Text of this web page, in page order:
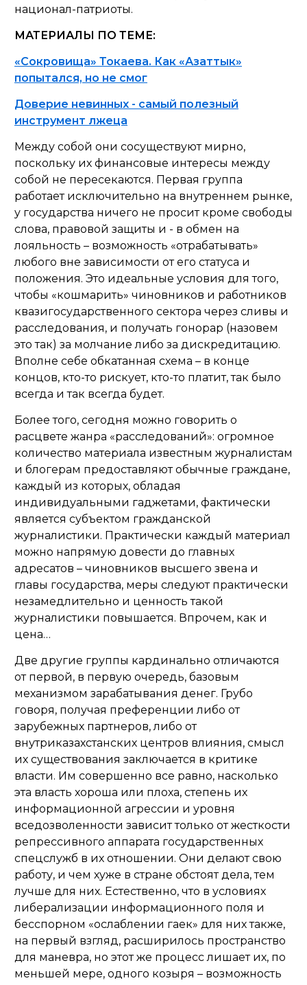
национал-патриоты.
МАТЕРИАЛЫ ПО ТЕМЕ:
«Сокровища» Токаева. Как «Азаттык»
попытался, но не смог
Доверие невинных - самый полезный
инструмент лжеца
Между собой они сосуществуют мирно,
поскольку их финансовые интересы между
собой не пересекаются. Первая группа
работает исключительно на внутреннем рынке,
у государства ничего не просит кроме свободы
слова, правовой защиты и - в обмен на
лояльность – возможность «отрабатывать»
любого вне зависимости от его статуса и
положения. Это идеальные условия для того,
чтобы «кошмарить» чиновников и работников
квазигосударственного сектора через сливы и
расследования, и получать гонорар (назовем
это так) за молчание либо за дискредитацию.
Вполне себе обкатанная схема – в конце
концов, кто-то рискует, кто-то платит, так было
всегда и так всегда будет.
Более того, сегодня можно говорить о
расцвете жанра «расследований»: огромное
количество материала известным журналистам
и блогерам предоставляют обычные граждане,
каждый из которых, обладая
индивидуальными гаджетами, фактически
является субъектом гражданской
журналистики. Практически каждый материал
можно напрямую довести до главных
адресатов – чиновников высшего звена и
главы государства, меры следуют практически
незамедлительно и ценность такой
журналистики повышается. Впрочем, как и
цена…
Две другие группы кардинально отличаются
от первой, в первую очередь, базовым
механизмом зарабатывания денег. Грубо
говоря, получая преференции либо от
зарубежных партнеров, либо от
внутриказахстанских центров влияния, смысл
их существования заключается в критике
власти. Им совершенно все равно, насколько
эта власть хороша или плоха, степень их
информационной агрессии и уровня
вседозволенности зависит только от жесткости
репрессивного аппарата государственных
спецслужб в их отношении. Они делают свою
работу, и чем хуже в стране обстоят дела, тем
лучше для них. Естественно, что в условиях
либерализации информационного поля и
бесспорном «ослаблении гаек» для них также,
на первый взгляд, расширилось пространство
для маневра, но этот же процесс лишает их, по
меньшей мере, одного козыря – возможность